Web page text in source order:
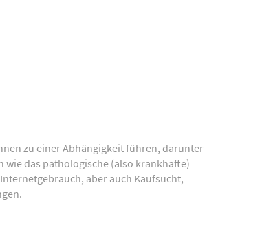
zu einer Abhängigkeit führen, darunter
wie das pathologische (also krankhafte)
aber auch Kaufsucht,